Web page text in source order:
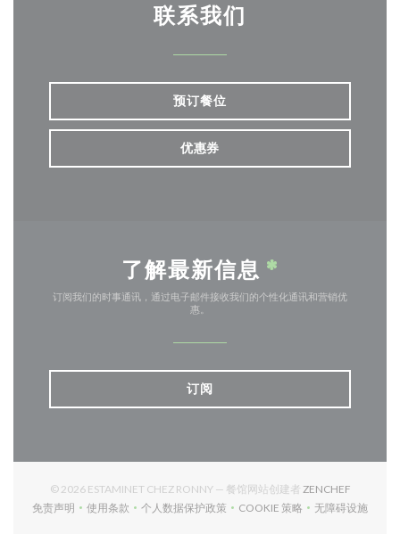
联系我们
预订餐位
优惠券
了解最新信息 *
订阅我们的时事通讯，通过电子邮件接收我们的个性化通讯和营销优
惠。
订阅
© 2026 ESTAMINET CHEZ RONNY — 餐馆网站创建者 ZENCHEF((在新窗
免责声明
((在新窗口中打开))
使用条款
((在新窗口中打开))
个人数据保护政策
((在新窗口中打开))
COOKIE 策略
((在新窗口中打开))
无障碍设施
((在新窗口